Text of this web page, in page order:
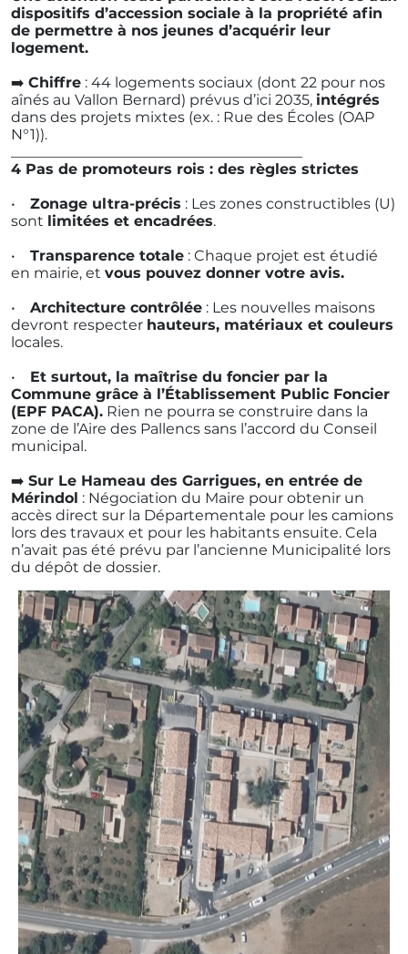
dispositifs d’accession sociale à la propriété afin
de permettre à nos jeunes d’acquérir leur
logement.
➡️ Chiffre : 44 logements sociaux (dont 22 pour nos
aînés au Vallon Bernard) prévus d’ici 2035, intégrés
dans des projets mixtes (ex. : Rue des Écoles (OAP
N°1)).
4️ Pas de promoteurs rois : des règles strictes
• Zonage ultra-précis : Les zones constructibles (U)
sont limitées et encadrées.
• Transparence totale : Chaque projet est étudié
en mairie, et vous pouvez donner votre avis.
• Architecture contrôlée : Les nouvelles maisons
devront respecter hauteurs, matériaux et couleurs
locales.
• Et surtout, la maîtrise du foncier par la
Commune grâce à l’Établissement Public Foncier
(EPF PACA). Rien ne pourra se construire dans la
zone de l’Aire des Pallencs sans l’accord du Conseil
municipal.
➡️ Sur Le Hameau des Garrigues, en entrée de
Mérindol : Négociation du Maire pour obtenir un
accès direct sur la Départementale pour les camions
lors des travaux et pour les habitants ensuite. Cela
n’avait pas été prévu par l’ancienne Municipalité lors
du dépôt de dossier.